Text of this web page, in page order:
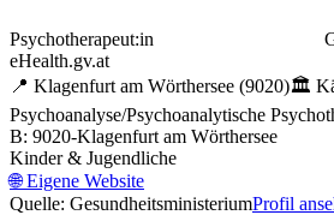
Psychotherapeut:in
eHealth.gv.at
📍 Klagenfurt am Wörthersee (9020)🏛️
Psychoanalyse/Psychoanalytische
B: 9020-Klagenfurt am Wörthersee
Kinder & Jugendliche
🌐Eigene Website
Quelle: GesundheitsministeriumProfil